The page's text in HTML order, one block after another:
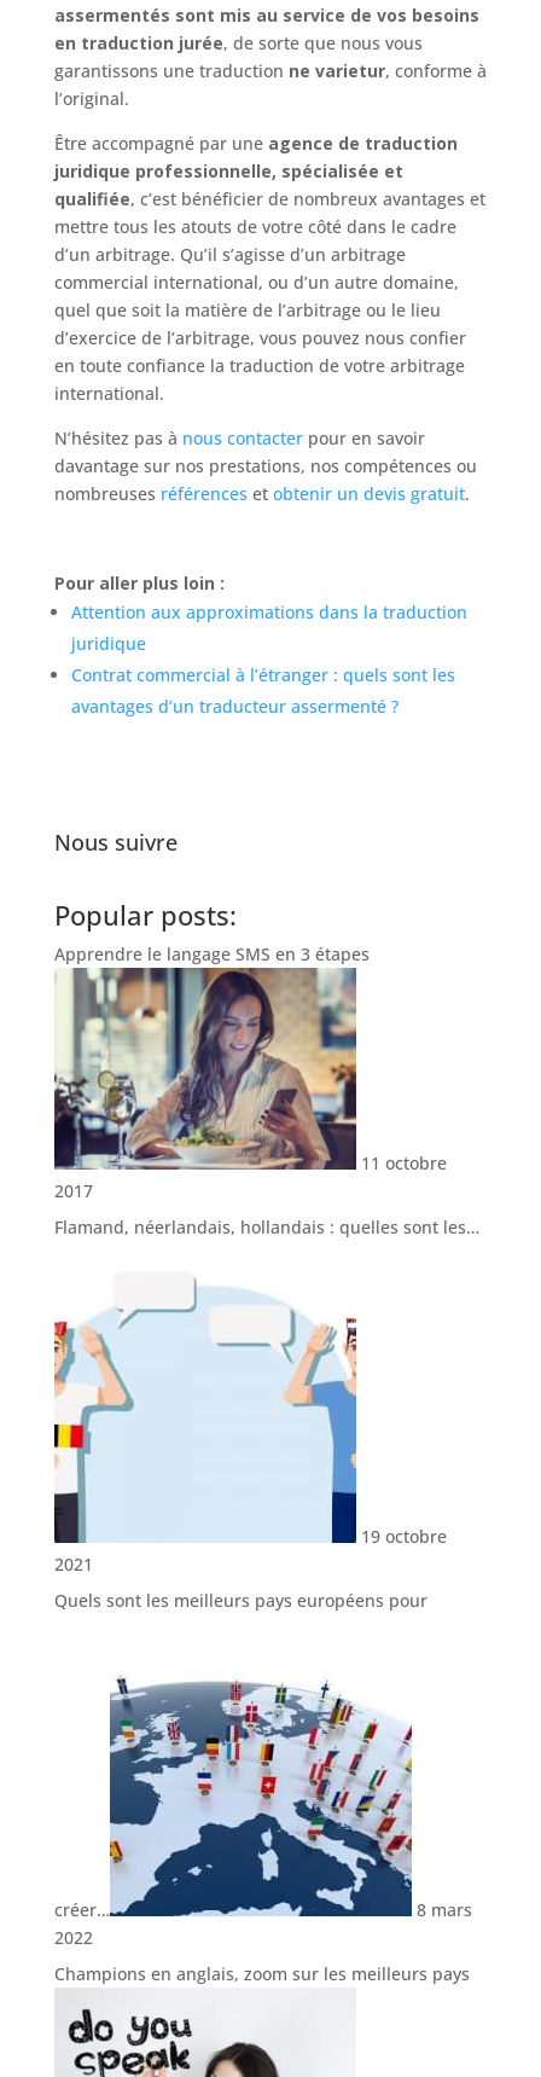
assermentés sont mis au service de vos besoins
en traduction jurée, de sorte que nous vous
garantissons une traduction ne varietur, conforme à
l’original.
Être accompagné par une agence de traduction
juridique professionnelle, spécialisée et
qualifiée, c’est bénéficier de nombreux avantages et
mettre tous les atouts de votre côté dans le cadre
d’un arbitrage. Qu’il s’agisse d’un arbitrage
commercial international, ou d’un autre domaine,
quel que soit la matière de l’arbitrage ou le lieu
d’exercice de l’arbitrage, vous pouvez nous confier
en toute confiance la traduction de votre arbitrage
international.
N’hésitez pas à nous contacterpour en savoir
davantage sur nos prestations, nos compétences ou
nombreuses références et obtenir un devis gratuit.
Pour aller plus loin :
Attention aux approximations dans la traduction
juridique
Contrat commercial à l’étranger : quels sont les
avantages d’un traducteur assermenté ?
Nous suivre
Popular posts:
Apprendre le langage SMS en 3 étapes
11 octobre
2017
Flamand, néerlandais, hollandais : quelles sont les…
19 octobre
2021
Quels sont les meilleurs pays européens pour
créer…
8 mars
2022
Champions en anglais, zoom sur les meilleurs pays